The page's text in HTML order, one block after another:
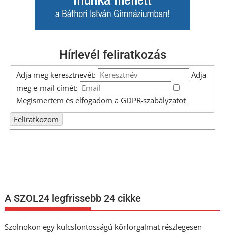
Hírlevél feliratkozás
Adja meg keresztnevét:
Adja
meg e-mail címét:
Megismertem és elfogadom a GDPR-szabályzatot
A SZOL24 legfrissebb 24 cikke
Szolnokon egy kulcsfontosságú körforgalmat részlegesen